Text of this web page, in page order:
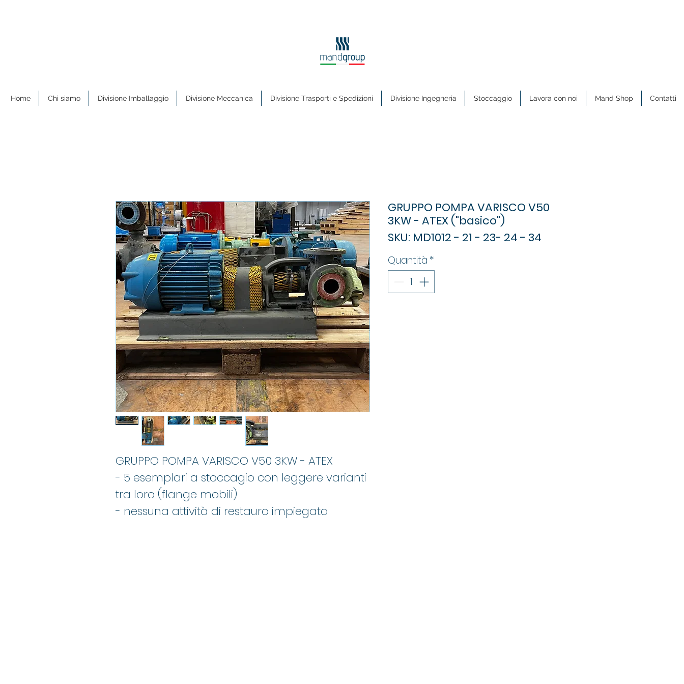
Home Chi siamo Divisione Imballaggio Divisione Meccanica Divisione Trasporti e Spedizioni Divisione Ingegneria Stoccaggio Lavora con noi Mand Shop Contatti
GRUPPO POMPA VARISCO V50 3KW - ATEX
- 5 esemplari a stoccagio con leggere varianti
tra loro (flange mobili)
- nessuna attività di restauro impiegata
GRUPPO POMPA VARISCO V50
3KW - ATEX ("basico")
SKU: MD1012 - 21 - 23- 24 - 34
Quantità *